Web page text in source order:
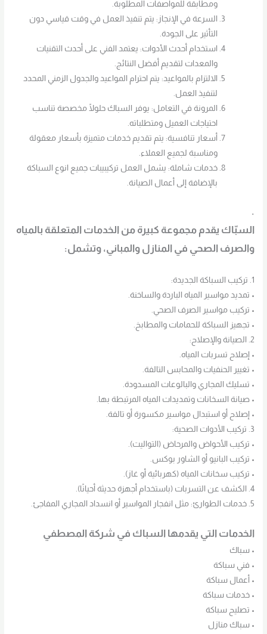
ومطابقة للمواصفات المطلوبة.
السرعة في الإنجاز: يتم تنفيذ العمل في وقت قياسي دون
التأثير على الجودة.
استخدام أحدث الأدوات: يعتمد الفني على أحدث التقنيات
والمعدات لتقديم أفضل النتائج.
الالتزام بالمواعيد: يتم احترام المواعيد والجدول الزمني المحدد
لتنفيذ العمل.
المرونة في التعامل: يوفر السباك حلولًا مخصصة تناسب
احتياجات العميل ومتطلباته.
أسعار تنافسية: يتم تقديم خدمات متميزة بأسعار معقولة
ومناسبة لجميع العملاء.
خدمات شاملة: يشمل العمل تركيبيبات جميع انوع السباكة
بالإضافة إلى أعمال الصيانة.
.
السبّاك يقدم مجموعة كبيرة من الخدمات المتعلقة بالمياه
والصرف الصحي في المنازل والمباني، وتشمل:
1. تركيب السباكة الجديدة:
• تمديد مواسير المياه الباردة والساخنة.
• تركيب مواسير الصرف الصحي.
• تجهيز السباكة للحمامات والمطابخ.
2. الصيانة والإصلاح:
• إصلاح تسربات المياه.
• تغيير الحنفيات والمحابس التالفة.
• تسليك المجاري والبالوعات المسدودة.
• صيانة السخانات وتمديدات المياه المرتبطة بها.
• إصلاح أو استبدال مواسير مكسورة أو تالفة.
3. تركيب الأدوات الصحية:
• تركيب الأحواض والمرحاض (التواليت).
• تركيب البانيو أو الشاور بوكس.
• تركيب سخانات المياه (كهربائية أو غاز).
4. الكشف عن التسربات (باستخدام أجهزة حديثة أحيانًا).
5. خدمات الطوارئ: مثل انفجار المواسير أو انسداد المجاري المفاجئ.
الخدمات التي يقدمها السباك في شركة المصطفي
• سباك
• فني سباكة
• أعمال سباكة
• خدمات سباكة
• تصليح سباكة
• سباك منازل